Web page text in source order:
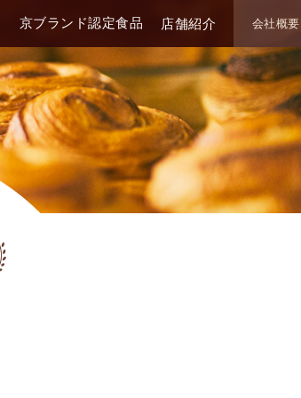
会社概要
京ブランド認定食品 店舗紹介